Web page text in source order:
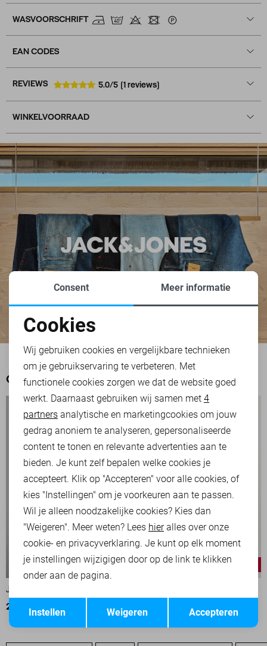
WASVOORSCHRIFT
EAN CODES
REVIEWS 5.0/5 (1 reviews)
WINKELVOORRAAD
OOK HET BEKIJKEN WAARD
-20%
JACK & JONES OVERHEMD
23,95 29,99 29,99
Noodzakelijke cookies
Personalisatie cookies
Analytische cookies
Marketing cookies
Terug Opslaan
Consent Meer informatie
Cookies
Wij gebruiken cookies en vergelijkbare technieken
om je gebruikservaring te verbeteren. Met
functionele cookies zorgen we dat de website goed
werkt. Daarnaast gebruiken wij samen met 4
partners analytische en marketingcookies om jouw
gedrag anoniem te analyseren, gepersonaliseerde
content te tonen en relevante advertenties aan te
bieden. Je kunt zelf bepalen welke cookies je
accepteert. Klik op "Accepteren" voor alle cookies, of
kies "Instellingen" om je voorkeuren aan te passen.
Wil je alleen noodzakelijke cookies? Kies dan
"Weigeren". Meer weten? Lees hieralles over onze
cookie- en privacyverklaring. Je kunt op elk moment
je instellingen wijzigigen door op de link te klikken
onder aan de pagina.
Accepteren
Weigeren
Instellen